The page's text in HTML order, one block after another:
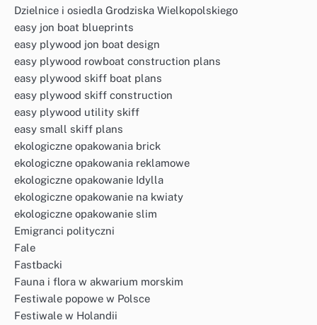
Dzielnice i osiedla Grodziska Wielkopolskiego
easy jon boat blueprints
easy plywood jon boat design
easy plywood rowboat construction plans
easy plywood skiff boat plans
easy plywood skiff construction
easy plywood utility skiff
easy small skiff plans
ekologiczne opakowania brick
ekologiczne opakowania reklamowe
ekologiczne opakowanie Idylla
ekologiczne opakowanie na kwiaty
ekologiczne opakowanie slim
Emigranci polityczni
Fale
Fastbacki
Fauna i flora w akwarium morskim
Festiwale popowe w Polsce
Festiwale w Holandii